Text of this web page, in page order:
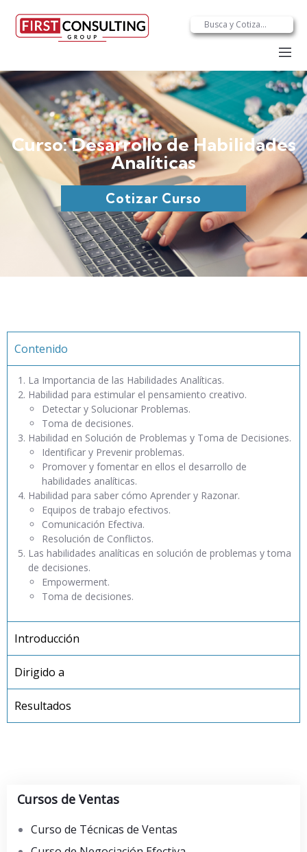
Curso: Desarrollo de Habilidades
Analíticas
Cotizar Curso
Contenido
La Importancia de las Habilidades Analíticas.
Habilidad para estimular el pensamiento creativo.
Detectar y Solucionar Problemas.
Toma de decisiones.
Habilidad en Solución de Problemas y Toma de Decisiones.
Identificar y Prevenir problemas.
Promover y fomentar en ellos el desarrollo de
habilidades analíticas.
Habilidad para saber cómo Aprender y Razonar.
Equipos de trabajo efectivos.
Comunicación Efectiva.
Resolución de Conflictos.
Las habilidades analíticas en solución de problemas y toma
de decisiones.
Empowerment.
Toma de decisiones.
Introducción
Dirigido a
Resultados
Cursos de Ventas
Curso de Técnicas de Ventas